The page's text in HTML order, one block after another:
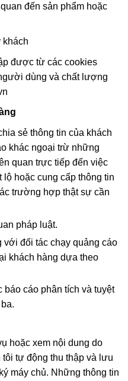
đến sản phẩm hoặc
khách
được từ các cookies
dùng và chất lượng
sẻ thông tin của khách
khác ngoại trừ những
quan trực tiếp đến việc
hoặc cung cấp thông tin
trường hợp thật sự cần
pháp luật.
với đối tác chạy quảng cáo
khách hàng dựa theo
cáo phân tích và tuyệt
hoặc xem nội dung do
tự động thu thập và lưu
máy chủ. Những thông tin